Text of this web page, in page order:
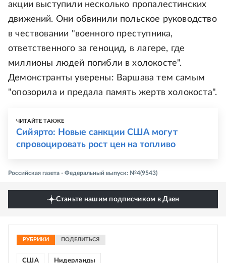
акции выступили несколько пропалестинских
движений. Они обвинили польское руководство
в чествовании "военного преступника,
ответственного за геноцид, в лагере, где
миллионы людей погибли в холокосте".
Демонстранты уверены: Варшава тем самым
"опозорила и предала память жертв холокоста".
ЧИТАЙТЕ ТАКЖЕ
Сийярто: Новые санкции США могут
спровоцировать рост цен на топливо
Российская газета - Федеральный выпуск: №4(9543)
Станьте нашим подписчиком в Дзен
РУБРИКИ ПОДЕЛИТЬСЯ
США Нидерланды